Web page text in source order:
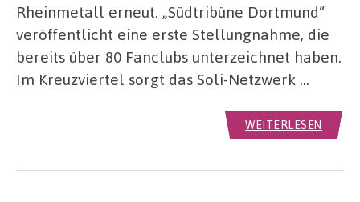
Rheinmetall erneut. „Südtribüne Dortmund“
veröffentlicht eine erste Stellungnahme, die
bereits über 80 Fanclubs unterzeichnet haben.
Im Kreuzviertel sorgt das Soli-Netzwerk …
WEITERLESEN